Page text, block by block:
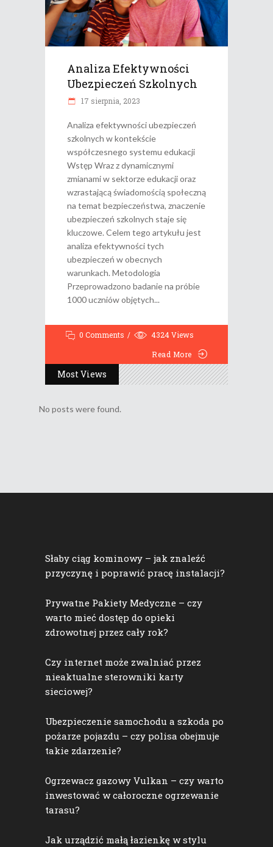
Analiza Efektywności
Ubezpieczeń Szkolnych
17 sierpnia, 2023
Analiza efektywności ubezpieczeń
szkolnych w kontekście
współczesnego systemu edukacji
Wstęp Wraz z dynamicznymi
zmianami w sektorze edukacji oraz
wzrastającą świadomością społeczną
na temat bezpieczeństwa, znaczenie
ubezpieczeń szkolnych staje się
kluczowe. Celem tego artykułu jest
analiza efektywności tych
ubezpieczeń w obecnych
warunkach. Metodologia
Przeprowadzono badanie na próbie
1000 uczniów objętych
0 Comments 4324Views
Read More
Most Views
No posts were found.
Słaby ciąg kominowy – jak znaleźć
przyczynę i poprawić pracę instalacji?
Prywatne Pakiety Medyczne – czy
warto mieć dostęp do opieki
zdrowotnej przez cały rok?
Czy internet może zwalniać przez
nieaktualne sterowniki karty
sieciowej?
Ubezpieczenie samochodu a szkoda po
pożarze pojazdu – czy polisa obejmuje
takie zdarzenie?
Ogrzewacz gazowy Vulkan – czy warto
inwestować w całoroczne ogrzewanie
tarasu?
Jak urządzić małą łazienkę w stylu